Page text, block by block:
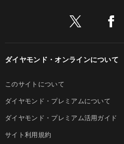
ダイヤモンド・オンラインについて
このサイトについて
ダイヤモンド・プレミアムについて
ダイヤモンド・プレミアム活用ガイド
サイト利用規約